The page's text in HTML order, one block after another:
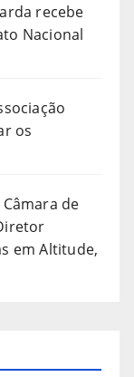
recebe
Nacional
os
de
em Altitude,